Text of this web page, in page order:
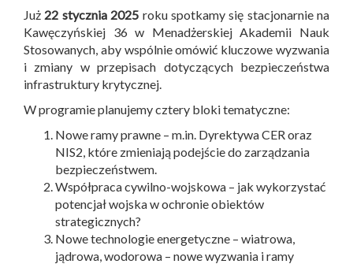
Już 22 stycznia 2025 roku spotkamy się stacjonarnie na
Kawęczyńskiej 36 w Menadżerskiej Akademii Nauk
Stosowanych, aby wspólnie omówić kluczowe wyzwania
i zmiany w przepisach dotyczących bezpieczeństwa
infrastruktury krytycznej.
W programie planujemy cztery bloki tematyczne:
Nowe ramy prawne – m.in. Dyrektywa CER oraz
NIS2, które zmieniają podejście do zarządzania
bezpieczeństwem.
Współpraca cywilno-wojskowa – jak wykorzystać
potencjał wojska w ochronie obiektów
strategicznych?
Nowe technologie energetyczne – wiatrowa,
jądrowa, wodorowa – nowe wyzwania i ramy